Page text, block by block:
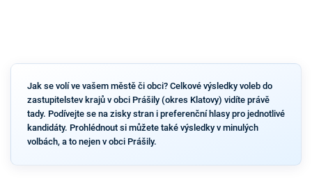
Jak se volí ve vašem městě či obci? Celkové výsledky voleb do
zastupitelstev krajů v obci Prášily (okres Klatovy) vidíte právě
tady. Podívejte se na zisky stran i preferenční hlasy pro jednotlivé
kandidáty. Prohlédnout si můžete také výsledky v minulých
volbách, a to nejen v obci Prášily.